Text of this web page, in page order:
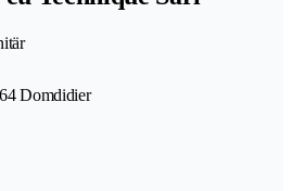
Domdidier